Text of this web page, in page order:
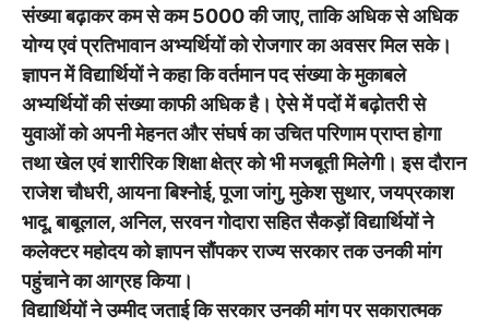
संख्या बढ़ाकर कम से कम 5000 की जाए, ताकि अधिक से अधिक
योग्य एवं प्रतिभावान अभ्यर्थियों को रोजगार का अवसर मिल सके।
ज्ञापन में विद्यार्थियों ने कहा कि वर्तमान पद संख्या के मुकाबले
अभ्यर्थियों की संख्या काफी अधिक है। ऐसे में पदों में बढ़ोतरी से
युवाओं को अपनी मेहनत और संघर्ष का उचित परिणाम प्राप्त होगा
तथा खेल एवं शारीरिक शिक्षा क्षेत्र को भी मजबूती मिलेगी। इस दौरान
राजेश चौधरी, आयना बिश्नोई, पूजा जांगु, मुकेश सुथार, जयप्रकाश
भादू, बाबूलाल, अनिल, सरवन गोदारा सहित सैकड़ों विद्यार्थियों ने
कलेक्टर महोदय को ज्ञापन सौंपकर राज्य सरकार तक उनकी मांग
पहुंचाने का आग्रह किया।
विद्यार्थियों ने उम्मीद जताई कि सरकार उनकी मांग पर सकारात्मक